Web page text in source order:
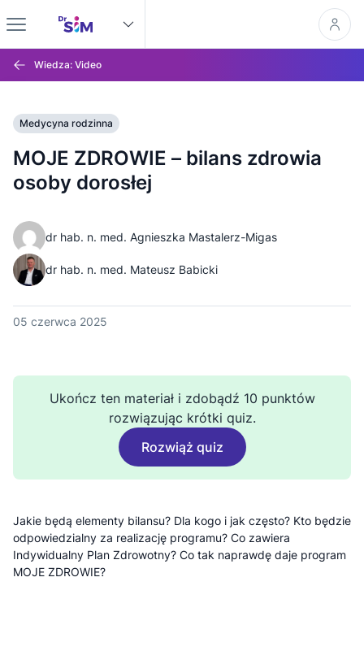
Wiedza: Video
Medycyna rodzinna
MOJE ZDROWIE – bilans zdrowia
osoby dorosłej
dr hab. n. med. Agnieszka Mastalerz-Migas
dr hab. n. med. Mateusz Babicki
05 czerwca 2025
Ukończ ten materiał i zdobądź 10 punktów
rozwiązując krótki quiz.
Rozwiąż quiz
Jakie będą elementy bilansu? Dla kogo i jak często? Kto będzie
odpowiedzialny za realizację programu? Co zawiera
Indywidualny Plan Zdrowotny? Co tak naprawdę daje program
MOJE ZDROWIE?